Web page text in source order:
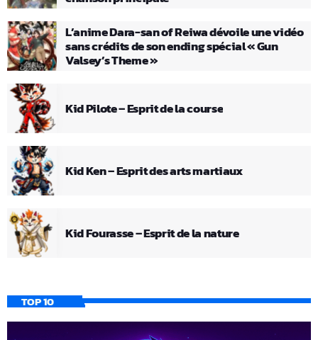
L’anime Dara-san of Reiwa dévoile une vidéo
sans crédits de son ending spécial « Gun
Valsey’s Theme »
Kid Pilote – Esprit de la course
Kid Ken – Esprit des arts martiaux
Kid Fourasse – Esprit de la nature
TOP 10